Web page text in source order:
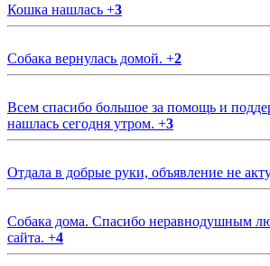
Кошка нашлась +3
Собака вернулась домой. +2
Всем спасибо большое за помощь и
нашлась сегодня утром. +3
Отдала в добрые руки, объявление не
Собака дома. Спасибо неравнодушным
сайта. +4